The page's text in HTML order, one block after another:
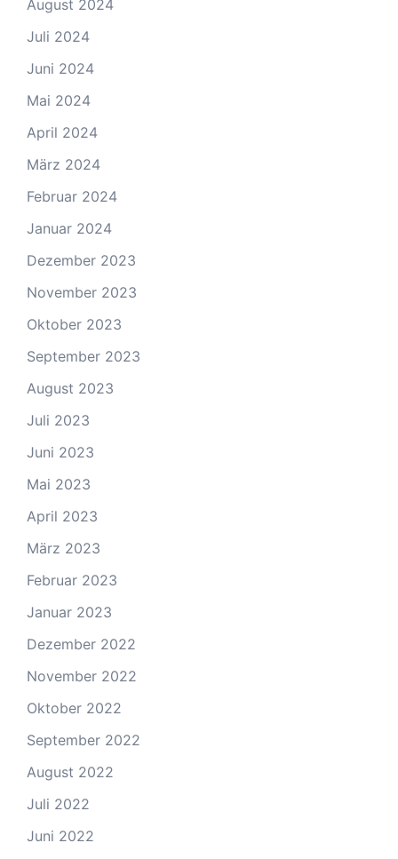
August 2024
Juli 2024
Juni 2024
Mai 2024
April 2024
März 2024
Februar 2024
Januar 2024
Dezember 2023
November 2023
Oktober 2023
September 2023
August 2023
Juli 2023
Juni 2023
Mai 2023
April 2023
März 2023
Februar 2023
Januar 2023
Dezember 2022
November 2022
Oktober 2022
September 2022
August 2022
Juli 2022
Juni 2022